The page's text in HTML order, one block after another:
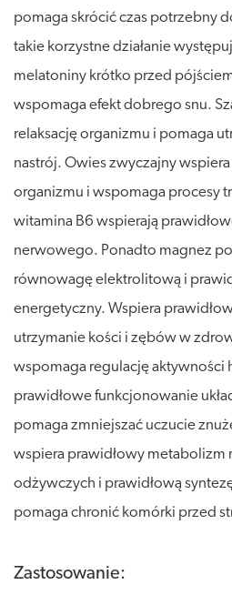
pomaga skrócić czas potrzebny
takie korzystne działanie
melatoniny krótko przed
wspomaga efekt dobrego snu.
relaksację organizmu i pomaga
nastrój. Owies zwyczajny
organizmu i wspomaga procesy
witamina B6 wspierają
nerwowego. Ponadto magnez
równowagę elektrolitową i
energetyczny. Wspiera
utrzymanie kości i zębów w
wspomaga regulację aktywności
prawidłowe funkcjonowanie
pomaga zmniejszać uczucie
wspiera prawidłowy metabolizm
odżywczych i prawidłową
pomaga chronić komórki przed
Zastosowanie: